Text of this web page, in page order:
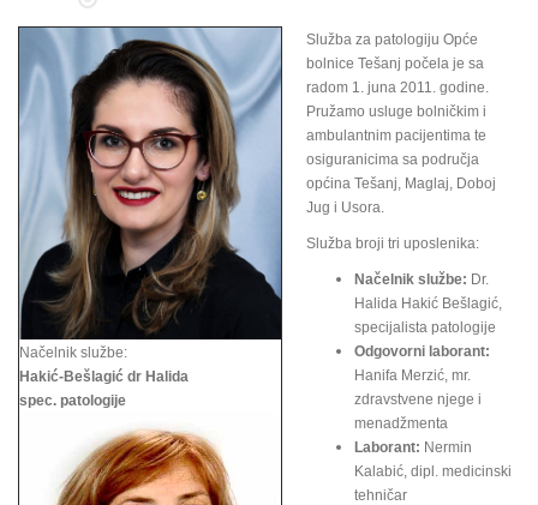
Načelnik službe:
Hakić-Bešlagić dr Halida
spec. patologije
Služba za patologiju Opće
bolnice Tešanj počela je sa
radom 1. juna 2011. godine.
Pružamo usluge bolničkim i
ambulantnim pacijentima te
osiguranicima sa područja
općina Tešanj, Maglaj, Doboj
Jug i Usora.
Služba broji tri uposlenika:
Načelnik službe: Dr.
Halida Hakić Bešlagić,
specijalista patologije
Odgovorni laborant:
Hanifa Merzić, mr.
zdravstvene njege i
menadžmenta
Laborant: Nermin
Kalabić, dipl. medicinski
tehničar